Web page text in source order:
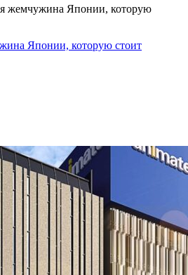
Японии, которую стоит